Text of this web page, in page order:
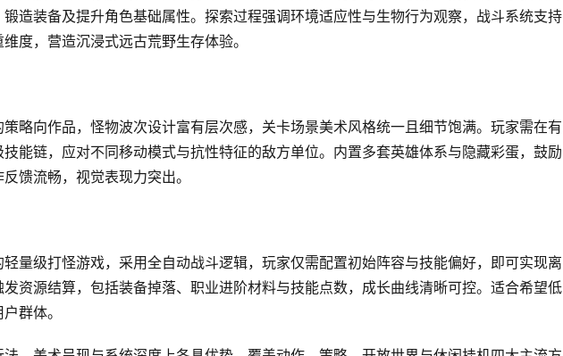
造装备及提升角色基础属性。探索过程强调环境适应性与生物行为观察，战斗系统支持
度，营造沉浸式远古荒野生存体验。
略向作品，怪物波次设计富有层次感，关卡场景美术风格统一且细节饱满。玩家需在有
能链，应对不同移动模式与抗性特征的敌方单位。内置多套英雄体系与隐藏彩蛋，鼓励
馈流畅，视觉表现力突出。
量级打怪游戏，采用全自动战斗逻辑，玩家仅需配置初始阵容与技能偏好，即可实现离
资源结算，包括装备掉落、职业进阶材料与技能点数，成长曲线清晰可控。适合希望低
群体。